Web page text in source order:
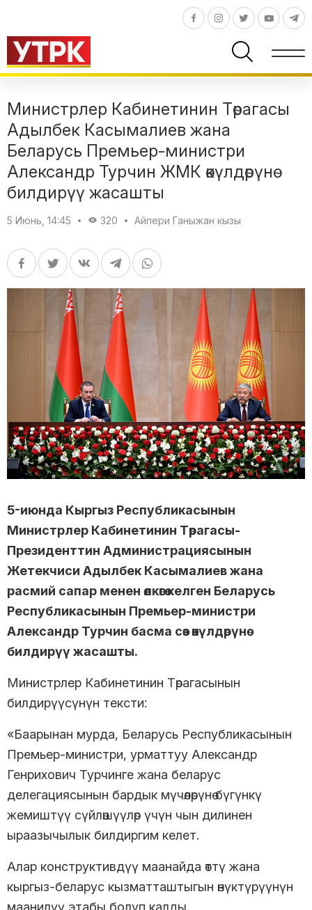
Министрлер Кабинетинин Төрагасы
Адылбек Касымалиев жана
Беларусь Премьер-министри
Александр Турчин ЖМК өкүлдөрүнө
билдирүү жасашты
5 Июнь, 14:45 320 Айпери Ганыжан кызы
5-июнда Кыргыз Республикасынын
Министрлер Кабинетинин Төрагасы-
Президенттин Администрациясынын
Жетекчиси Адылбек Касымалиев жана
расмий сапар менен өлкөгө келген Беларусь
Республикасынын Премьер-министри
Александр Турчин басма сөз өкүлдөрүнө
билдирүү жасашты.
Министрлер Кабинетинин Төрагасынын
билдирүүсүнүн тексти:
«Баарынан мурда, Беларусь Республикасынын
Премьер-министри, урматтуу Александр
Генрихович Турчинге жана беларус
делегациясынын бардык мүчөлөрүнө бүгүнкү
жемиштүү сүйлөшүүлөр үчүн чын дилинен
ыраазычылык билдиргим келет.
Алар конструктивдүү маанайда өттү жана
кыргыз-беларус кызматташтыгын өнүктүрүүнүн
маанилүү этабы болуп калды.